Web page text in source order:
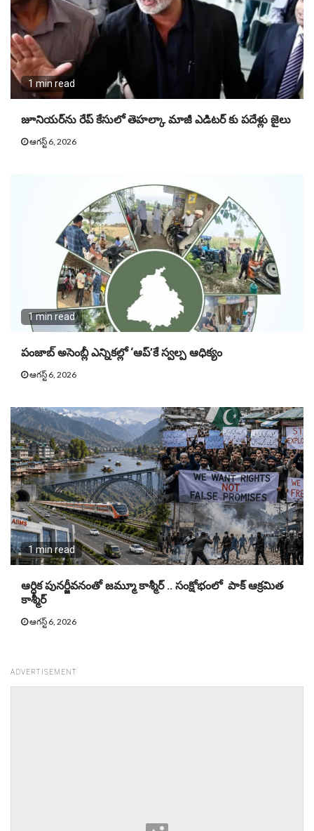
1 min read
జూనియ‌ర్‌ను రేప్ కేసులో తెహ‌ల్కా మాజీ ఎడిట‌ర్ కు పదేళ్లు జైలు
ఆగస్ట్ 6, 2026
1 min read
పంజాబ్ అసెంబ్లీ ఎన్నికల్లో ‘ఆప్’కే స్వల్ప ఆధిక్యం
ఆగస్ట్ 6, 2026
1 min read
ఆర్ధిక పునర్జీవనంతో జమ్మూ కాశ్మీర్ .. సంక్షోభంలో పాక్ ఆక్రమిత
కాశ్మీర్
ఆగస్ట్ 6, 2026
ADVERTISEMENT